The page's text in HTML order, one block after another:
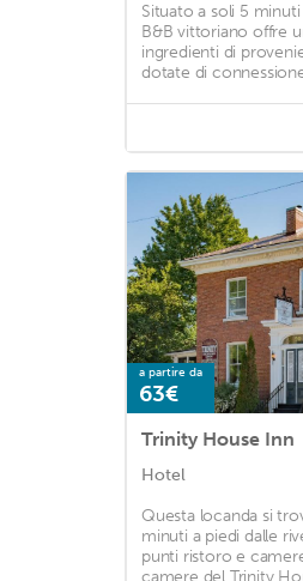
Situato a soli 5
B&B vittoriano offre
ingredienti di
dotate di
a partire da
63€
Trinity House Inn
Hotel
Questa locanda si
minuti a piedi dalle
punti ristoro e